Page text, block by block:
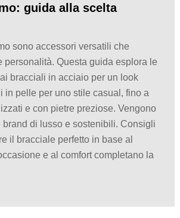
guida alla scelta
sono accessori versatili che
personalità. Questa guida esplora le
bracciali in acciaio per un look
in pelle per uno stile casual, fino a
e con pietre preziose. Vengono
brand di lusso e sostenibili. Consigli
il bracciale perfetto in base al
e al comfort completano la